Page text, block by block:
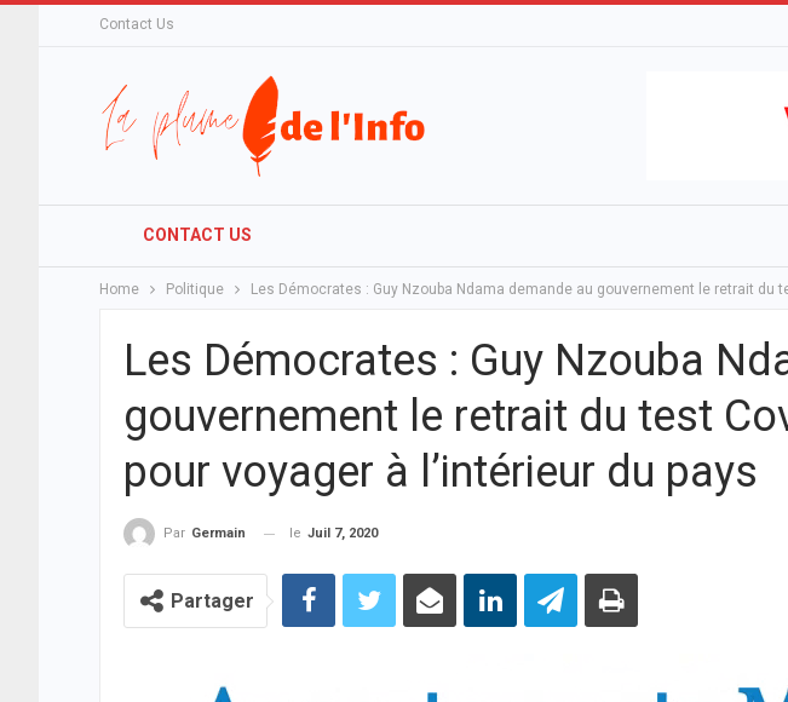
Contact Us
CONTACT US
Home Politique Les Démocrates : Guy Nzouba Ndama demande au gouvernement le retrait du
Les Démocrates : Guy Nzouba
gouvernement le retrait du test
pour voyager à l’intérieur du pays
Par Germain le Juil 7, 2020
Partager